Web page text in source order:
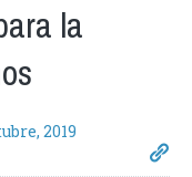
la
2019